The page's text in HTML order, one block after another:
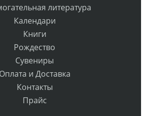
литература
Календари
Книги
Рождество
Сувениры
Оплата и Доставка
Контакты
Прайс